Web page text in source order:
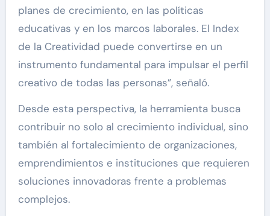
planes de crecimiento, en las políticas
educativas y en los marcos laborales. El Index
de la Creatividad puede convertirse en un
instrumento fundamental para impulsar el perfil
creativo de todas las personas”, señaló.
Desde esta perspectiva, la herramienta busca
contribuir no solo al crecimiento individual, sino
también al fortalecimiento de organizaciones,
emprendimientos e instituciones que requieren
soluciones innovadoras frente a problemas
complejos.